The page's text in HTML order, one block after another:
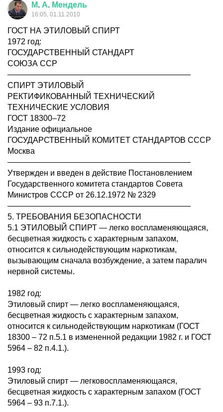
М. А. Мендель
16:05, 01.11.2010
ГОСТ НА ЭТИЛОВЫЙ СПИРТ
1972 год:
ГОСУДАРСТВЕННЫЙ СТАНДАРТ
СОЮЗА ССР
———————————————————————
СПИРТ ЭТИЛОВЫЙ
РЕКТИФИКОВАННЫЙ ТЕХНИЧЕСКИЙ
ТЕХНИЧЕСКИЕ УСЛОВИЯ
ГОСТ 18300–72
Издание официальное
ГОСУДАРСТВЕННЫЙ КОМИТЕТ СТАНДАРТОВ СССР
Москва
———————————————————————
Утвержден и введен в действие Постановлением
Государственного комитета стандартов Совета
Министров СССР от 26.12.1972 № 2329
———————————————————————
5. ТРЕБОВАНИЯ БЕЗОПАСНОСТИ
5.1 ЭТИЛОВЫЙ СПИРТ — легко воспламеняющаяся,
бесцветная жидкость с характерным запахом,
относится к сильнодействующим наркотикам,
вызывающим сначала возбуждение, а затем паралич
нервной системы.
1982 год:
Этиловый спирт — легко воспламеняющаяся,
бесцветная жидкость с характерным запахом,
относится к сильнодействующим наркотикам (ГОСТ
18300 – 72 п.5.1 в измененной редакции 1982 г. и ГОСТ
5964 – 82 п.4.1.).
1993 год:
Этиловый спирт — легковоспламеняющаяся,
бесцветная жидкость с характерным запахом (ГОСТ
5964 – 93 п.7.1.).